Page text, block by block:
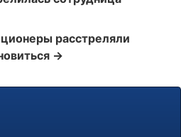
расстреляли
→